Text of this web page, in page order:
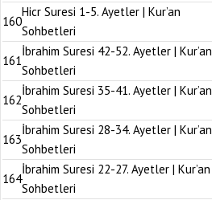
160
Hicr Suresi 1-5. Ayetler | Kur’an
Sohbetleri
161
İbrahim Suresi 42-52. Ayetler | Kur’an
Sohbetleri
162
İbrahim Suresi 35-41. Ayetler | Kur’an
Sohbetleri
163
İbrahim Suresi 28-34. Ayetler | Kur’an
Sohbetleri
164
İbrahim Suresi 22-27. Ayetler | Kur’an
Sohbetleri